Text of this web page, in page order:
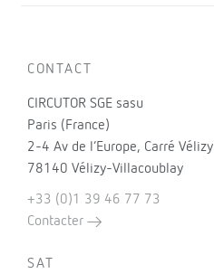
CONTACT
CIRCUTOR SGE sasu
Paris (France)
2-4 Av de l’Europe, Carré Vélizy
78140 Vélizy-Villacoublay
+33 (0)1 39 46 77 73
Contacter
SAT